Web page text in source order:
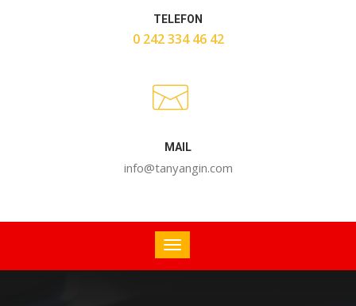
TELEFON
0 242 334 46 42
MAIL
info@tanyangin.com